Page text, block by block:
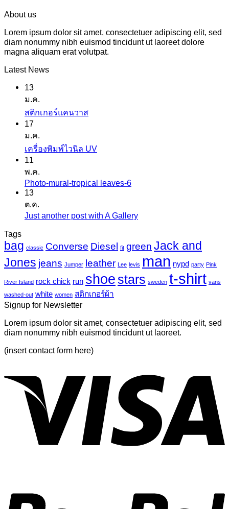
About us
Lorem ipsum dolor sit amet, consectetuer adipiscing elit, sed
diam nonummy nibh euismod tincidunt ut laoreet dolore
magna aliquam erat volutpat.
Latest News
13
ม.ค.
สติกเกอร์แคนวาสไม่มี
บน
นวาส
17
ม.ค.
เครื่องพิมพ์ไวนิล UVไม่มี
บน
ไว
11
พ.ค.
Photo-mural-tropical leaves-6ไม่มี
mural-
tropical
leaves-
13
ต.ค.
Just another post with A Galleryไม่มี
เห็น
บน
Just
another
post
Tags
bag classic Converse Diesel fit green Jack and
Jones jeans Jumper leather Lee levis man nypd party Pink
River Island rock chick run shoe stars sweden t-shirt vans
washed-out white women สติกเกอร์ผ้า
Signup for Newsletter
Lorem ipsum dolor sit amet, consectetuer adipiscing elit, sed
diam nonummy nibh euismod tincidunt ut laoreet.
(insert contact form here)